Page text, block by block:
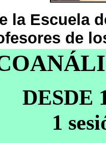
la Escuela
de
DESDE
1